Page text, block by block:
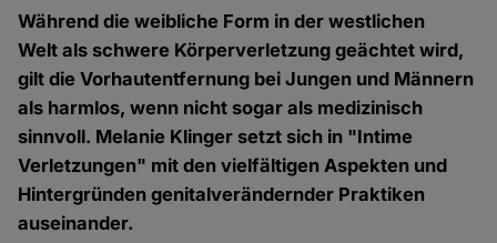
Während die weibliche Form in der westlichen
Welt als schwere Körperverletzung geächtet wird,
gilt die Vorhautentfernung bei Jungen und Männern
als harmlos, wenn nicht sogar als medizinisch
sinnvoll. Melanie Klinger setzt sich in "Intime
Verletzungen" mit den vielfältigen Aspekten und
Hintergründen genitalverändernder Praktiken
auseinander.